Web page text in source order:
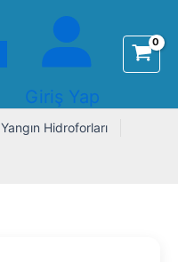
Giriş Yap
Yangın Hidroforları